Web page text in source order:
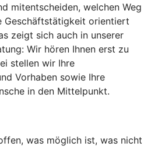
mitentscheiden, welchen Weg
Geschäftstätigkeit orientiert
zeigt sich auch in unserer
Wir hören Ihnen erst zu
stellen wir Ihre
Vorhaben sowie Ihre
in den Mittelpunkt.
was möglich ist, was nicht